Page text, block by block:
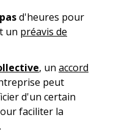
d'heures pour
un préavis de
, un accord
peut
d'un certain
faciliter la